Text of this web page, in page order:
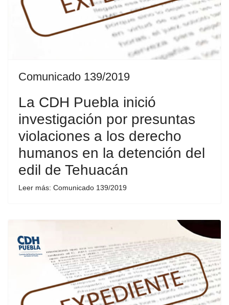
Comunicado 139/2019
La CDH Puebla inició
investigación por presuntas
violaciones a los derecho
humanos en la detención del
edil de Tehuacán
Leer más: Comunicado 139/2019